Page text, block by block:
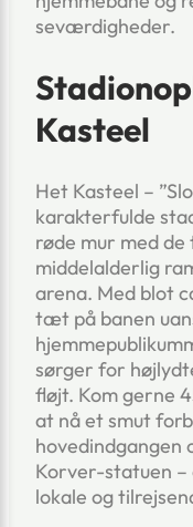
seværdigheder.
Kasteel
Het Kasteel –
karakterfulde
røde mur med
middelalderlig
arena. Med blot
tæt på banen
sørger for
fløjt. Kom gerne
at nå et smut
hovedindgangen
Korver-statuen
lokale og